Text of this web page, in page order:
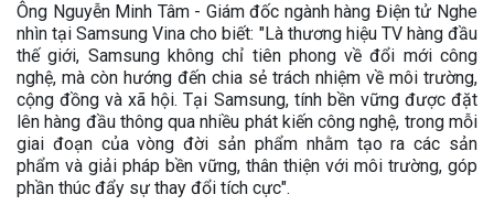
Ông Nguyễn Minh Tâm - Giám đốc ngành hàng Điện tử Nghe
nhìn tại Samsung Vina cho biết: "Là thương hiệu TV hàng đầu
thế giới, Samsung không chỉ tiên phong về đổi mới công
nghệ, mà còn hướng đến chia sẻ trách nhiệm về môi trường,
cộng đồng và xã hội. Tại Samsung, tính bền vững được đặt
lên hàng đầu thông qua nhiều phát kiến công nghệ, trong mỗi
giai đoạn của vòng đời sản phẩm nhằm tạo ra các sản
phẩm và giải pháp bền vững, thân thiện với môi trường, góp
phần thúc đẩy sự thay đổi tích cực".